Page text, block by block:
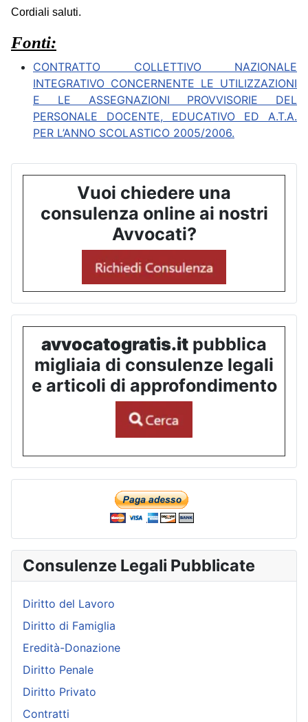
Cordiali saluti.
Fonti:
CONTRATTO COLLETTIVO NAZIONALE
INTEGRATIVO CONCERNENTE LE UTILIZZAZIONI
E LE ASSEGNAZIONI PROVVISORIE DEL
PERSONALE DOCENTE, EDUCATIVO ED A.T.A.
PER L’ANNO SCOLASTICO 2005/2006.
Vuoi chiedere una
consulenza online ai nostri
Avvocati?
avvocatogratis.it pubblica
migliaia di consulenze legali
e articoli di approfondimento
Consulenze Legali Pubblicate
Diritto del Lavoro
Diritto di Famiglia
Eredità-Donazione
Diritto Penale
Diritto Privato
Contratti